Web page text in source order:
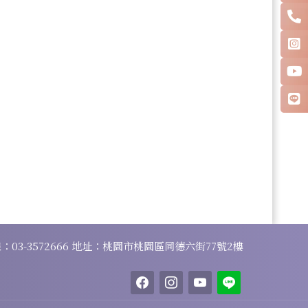
03-3572666 地址：桃園市桃園區同德六街77號2樓
facebookinstagramyoutube
line